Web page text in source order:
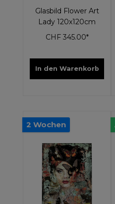
Glasbild Flower Art
Lady 120x120cm
CHF 345.00*
In den Warenkorb
2 Wochen